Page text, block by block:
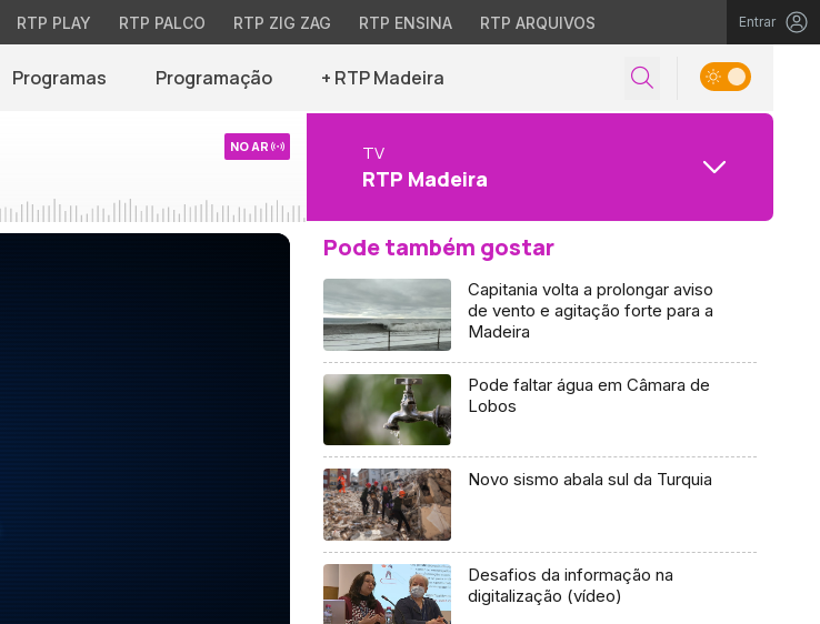
RTP PLAY RTP PALCO RTP ZIG ZAG RTP ENSINA RTP ARQUIVOS Entrar
Programas Programação + RTP Madeira
NO AR TV
RTP Madeira
Pode também gostar
Capitania volta a prolongar aviso
de vento e agitação forte para a
Madeira
Pode faltar água em Câmara de
Lobos
Novo sismo abala sul da Turquia
Desafios da informação na
digitalização (vídeo)